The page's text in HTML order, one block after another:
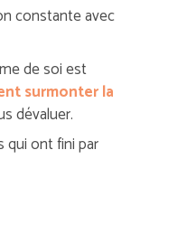
constante avec
de soi est
surmonter la
dévaluer.
qui ont fini par